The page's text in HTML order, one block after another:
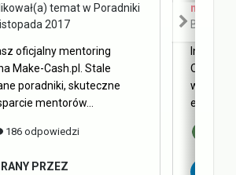
temat w Poradniki
2017
oficjalny mentoring
Make-Cash.pl. Stale
poradniki, skuteczne
mentorów...
186 odpowiedzi
PRZEZ
mysc
Blog
Internet
Obecnie
w